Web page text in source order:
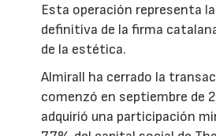
Esta operación representa
definitiva de la firma
de la estética.
Almirall ha cerrado la
comenzó en septiembre de
adquirió una participación